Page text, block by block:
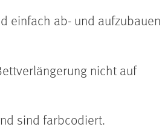
einfach ab- und aufzubauen
nicht auf
sind farbcodiert.